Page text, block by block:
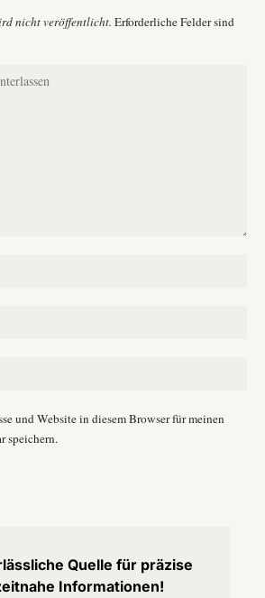
nicht veröffentlicht. Erforderliche Felder sind
und Website in diesem Browser für meinen
speichern.
Quelle für präzise
Informationen!